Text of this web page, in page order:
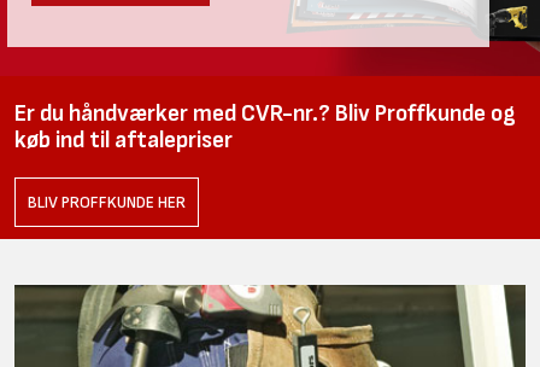
Er du håndværker med CVR-nr.? Bliv Proffkunde og
køb ind til aftalepriser
BLIV PROFFKUNDE HER